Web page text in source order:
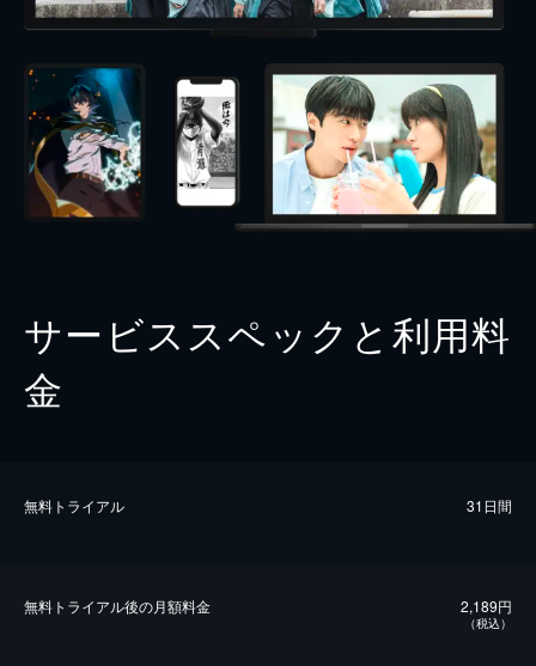
サービススペックと利用料
金
無料トライアル 31日間
無料トライアル後の⽉額料金 2,189円
（税込）